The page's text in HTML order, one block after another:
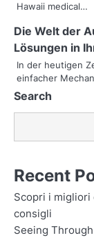
t
i
o
n
Hawaii medical…
Die Welt der
Lösungen in
In der heutigen
einfacher
Search
Recent
Scopri i migliori
consigli
Seeing